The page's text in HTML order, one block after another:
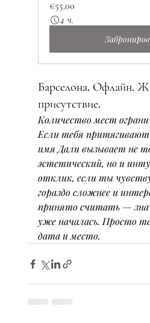
€55.00
4 ч.
Барселона. Офлайн.
присутствие.
Количество мест
Если тебя
имя Дали вызывает не
эстетический, но и
отклик, если ты
гораздо сложнее и
принято считать —
уже началась. Просто
дата и место.